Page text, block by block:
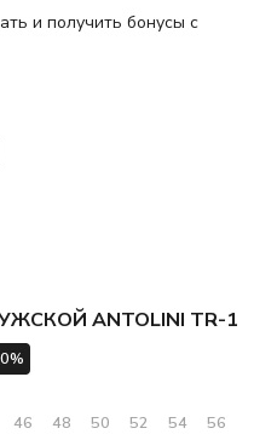
и получить бонусы с
ANTOLINI TR-1
46 48 50 52 54 56